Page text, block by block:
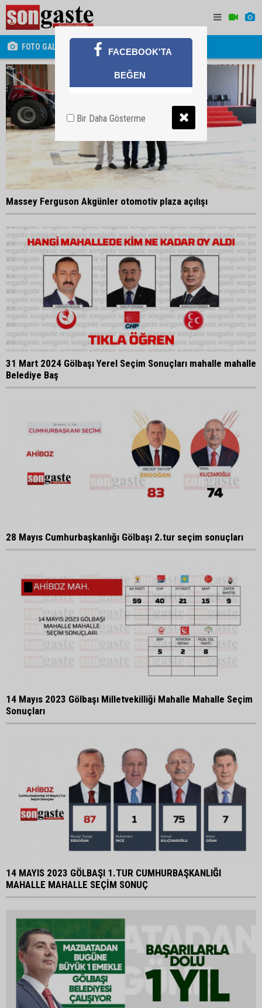
FOTO GALERİ
Massey Ferguson Akgünler otomotiv plaza açılışı
31 Mart 2024 Gölbaşı Yerel Seçim Sonuçları mahalle mahalle
Belediye Baş
28 Mayıs Cumhurbaşkanlığı Gölbaşı 2.tur seçim sonuçları
14 Mayıs 2023 Gölbaşı Milletvekilliği Mahalle Mahalle Seçim
Sonuçları
14 MAYIS 2023 GÖLBAŞI 1.TUR CUMHURBAŞKANLIĞI
MAHALLE MAHALLE SEÇİM SONUÇ
FACEBOOK'TA
BEĞEN
Bir Daha Gösterme